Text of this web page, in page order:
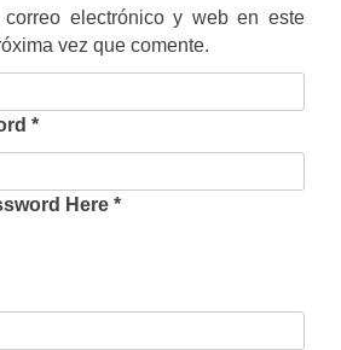
electrónico y web en este
vez que comente.
*
Here *